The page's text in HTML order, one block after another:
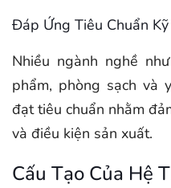
Đáp Ứng Tiêu Chuẩn
Nhiều ngành nghề
phẩm, phòng sạch và
đạt tiêu chuẩn nhằm
và điều kiện sản xuất.
Cấu Tạo Của Hệ